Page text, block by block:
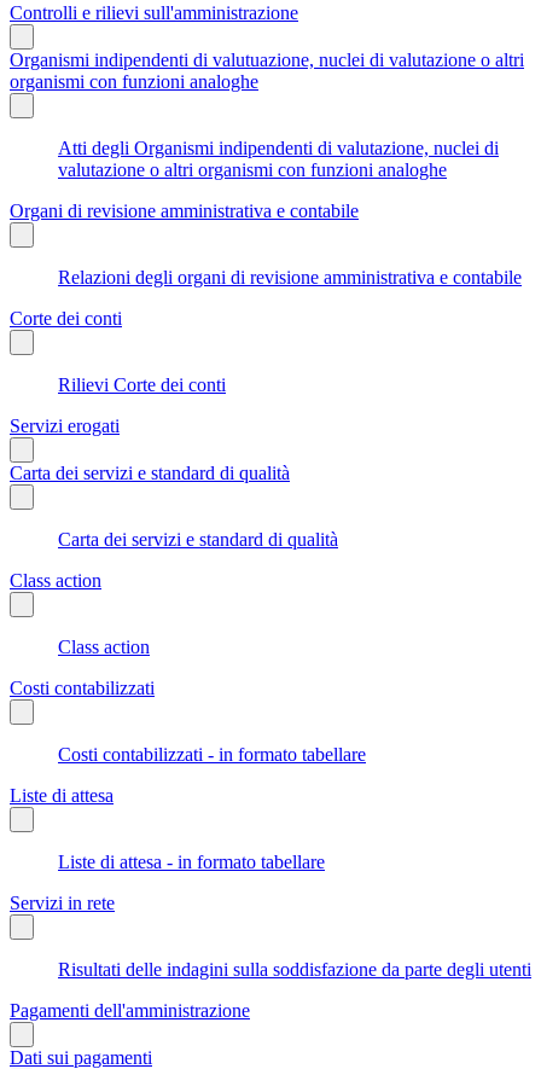
Controlli e rilievi sull'amministrazione
Organismi indipendenti di valutuazione, nuclei di valutazione o altri
organismi con funzioni analoghe
Atti degli Organismi indipendenti di valutazione, nuclei di
valutazione o altri organismi con funzioni analoghe
Organi di revisione amministrativa e contabile
Relazioni degli organi di revisione amministrativa e contabile
Corte dei conti
Rilievi Corte dei conti
Servizi erogati
Carta dei servizi e standard di qualità
Carta dei servizi e standard di qualità
Class action
Class action
Costi contabilizzati
Costi contabilizzati - in formato tabellare
Liste di attesa
Liste di attesa - in formato tabellare
Servizi in rete
Risultati delle indagini sulla soddisfazione da parte degli utenti
Pagamenti dell'amministrazione
Dati sui pagamenti